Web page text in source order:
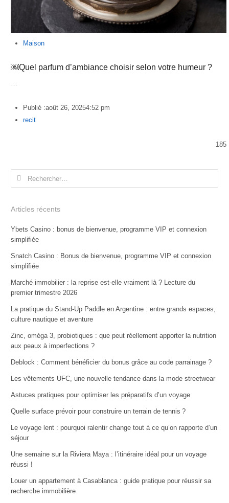
Maison
￼Quel parfum d’ambiance choisir selon votre humeur ?
…
Publié :août 26, 20254:52 pm
Author
recit
185
Rechercher :
Articles récents
Ybets Casino : bonus de bienvenue, programme VIP et connexion
simplifiée
Snatch Casino : Bonus de bienvenue, programme VIP et connexion
simplifiée
Marché immobilier : la reprise est-elle vraiment là ? Lecture du
premier trimestre 2026
La pratique du Stand-Up Paddle en Argentine : entre grands espaces,
culture nautique et aventure
Zinc, oméga 3, probiotiques : que peut réellement apporter la nutrition
aux peaux à imperfections ?
Deblock : Comment bénéficier du bonus grâce au code parrainage ?
Les vêtements UFC, une nouvelle tendance dans la mode streetwear
Astuces pratiques pour optimiser les préparatifs d’un voyage
Quelle surface prévoir pour construire un terrain de tennis ?
Le voyage lent : pourquoi ralentir change tout à ce qu’on rapporte d’un
séjour
Une semaine sur la Riviera Maya : l’itinéraire idéal pour un voyage
réussi !
Louer un appartement à Casablanca : guide pratique pour réussir sa
recherche immobilière